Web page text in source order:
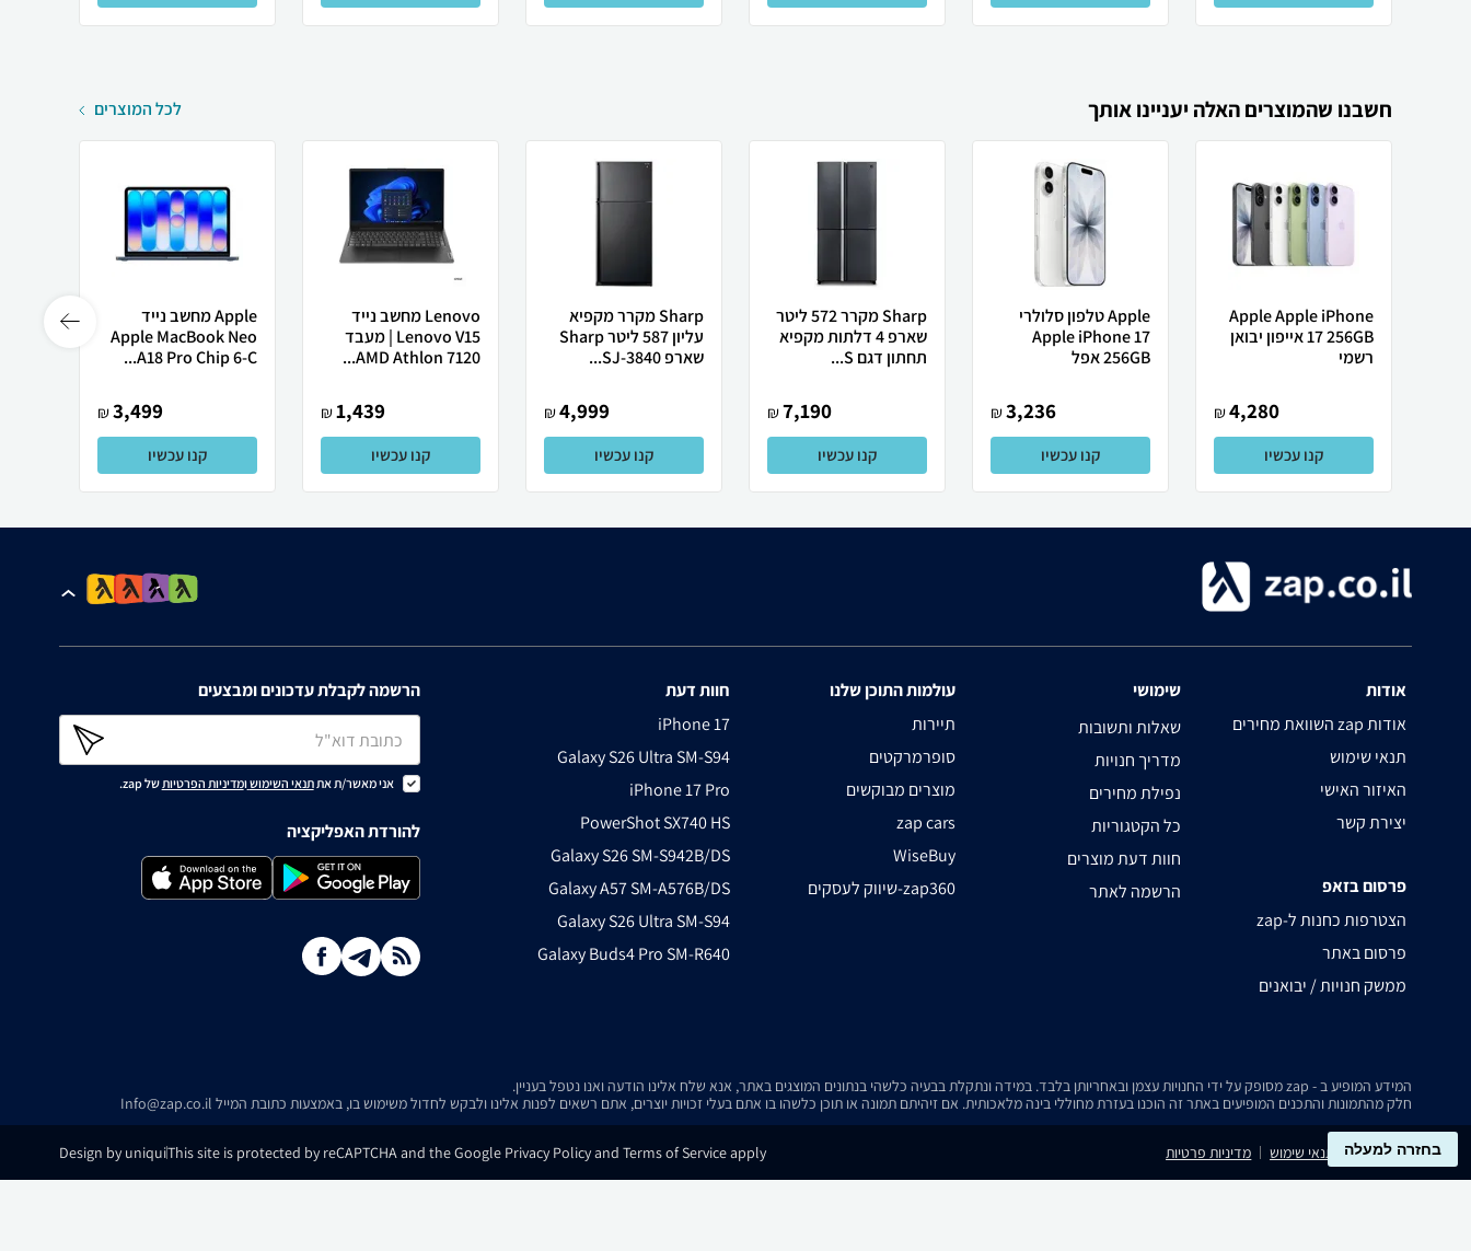
חשבנו שהמוצרים האלה יעניינו אותך לכל המוצרים
Apple Apple iPhone
17 256GB אייפון יבואן
רשמי
4,280
₪
קנו עכשיו
Apple טלפון סלולרי
Apple iPhone 17
256GB אפל
3,236
₪
קנו עכשיו
Sharp מקרר 572 ליטר
שארפ 4 דלתות מקפיא
תחתון דגם S...
7,190
₪
קנו עכשיו
Sharp מקרר מקפיא
עליון 587 ליטר Sharp
שארפ SJ-3840...
4,999
₪
קנו עכשיו
Lenovo מחשב נייד
Lenovo V15 | מעבד
AMD Athlon 7120...
1,439
₪
קנו עכשיו
Apple מחשב נייד
Apple MacBook Neo
A18 Pro Chip 6-C...
3,499
₪
קנו עכשיו
אודות
השוואת מחירים zap אודות
תנאי שימוש
האיזור האישי
יצירת קשר
פרסום בזאפ
zap-הצטרפות כחנות ל
פרסום באתר
ממשק חנויות / יבואנים
שימושי
שאלות ותשובות
מדריך חנויות
נפילת מחירים
כל הקטגוריות
חוות דעת מוצרים
הרשמה לאתר
עולמות התוכן שלנו
תיירות
סופרמרקטים
מוצרים מבוקשים
zap cars
WiseBuy
שיווק לעסקים-zap360
חוות דעת
iPhone 17
Galaxy S26 Ultra SM-S94
iPhone 17 Pro
PowerShot SX740 HS
Galaxy S26 SM-S942B/DS
Galaxy A57 SM-A576B/DS
Galaxy S26 Ultra SM-S94
Galaxy Buds4 Pro SM-R640
הרשמה לקבלת עדכונים ומבצעים
אני מאשר/ת אתתנאי השימושומדיניות הפרטיותשל zap.
להורדת האפליקציה
המידע המופיע ב - zap מסופק על ידי החנויות עצמן ובאחריותן בלבד. במידה ונתקלת בבעיה כלשהי בנתונים המוצגים באתר, אנא שלח אלינו הודעה ואנו נטפל בעניין.
חלק מהתמונות והתכנים המופיעים באתר זה הוכנו בעזרת מחוללי בינה מלאכותית. אם זיהיתם תמונה או תוכן כלשהו בו אתם בעלי זכויות יוצרים, אתם רשאים לפנות אלינו ולבקש לחדול משימוש בו, באמצעות כתובת המייל Info@zap.co.il
בחזרה למעלה
נגישות תנאי שימוש מדיניות פרטיות This site is protected by reCAPTCHA and the Google Privacy Policy and Terms of Service apply
Design by uniqui